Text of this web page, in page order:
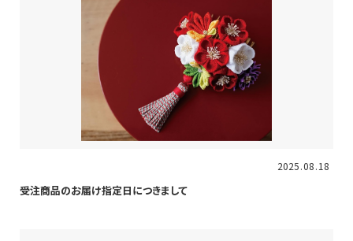
2025 08 18
受注商品のお届け指定日につきまして